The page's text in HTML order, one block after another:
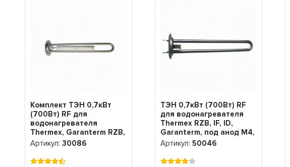
Комплект ТЭН 0,7кВт
(700Вт) RF для
водонагревателя
Thermex, Garanterm RZB,
IF, ID + анод М4, нерж.,
30086
Артикул:30086
ТЭН 0,7кВт (700Вт) RF
для водонагревателя
Thermex RZB, IF, ID,
Garanterm, под анод М4,
нерж, 50046
Артикул:50046